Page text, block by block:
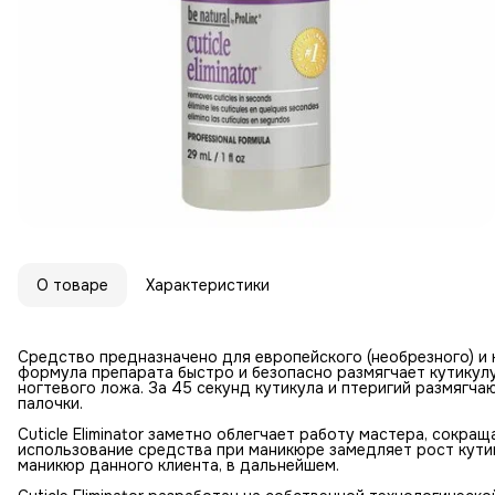
О товаре Характеристики
Средство предназначено для европейского (необрезного)
формула препарата быстро и безопасно размягчает
ногтевого ложа. За 45 секунд кутикула и птеригий
палочки.
Cuticle Eliminator заметно облегчает работу мастера,
использование средства при маникюре замедляет рост
маникюр данного клиента, в дальнейшем.